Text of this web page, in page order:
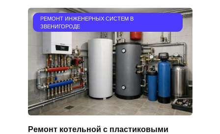
РЕМОНТ ИНЖЕНЕРНЫХ СИСТЕМ В
ЗВЕНИГОРОДЕ
Ремонт котельной с пластиковыми